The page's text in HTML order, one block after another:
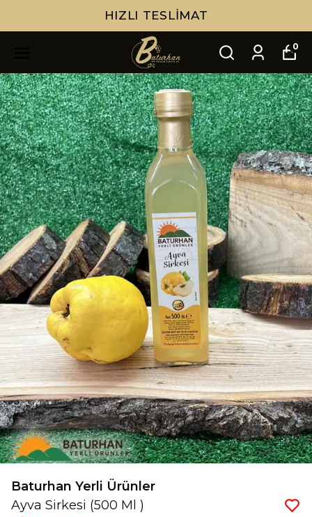
HIZLI TESLIMAT
0
Baturhan Yerli Ürünler
Ayva Sirkesi (500 Ml )